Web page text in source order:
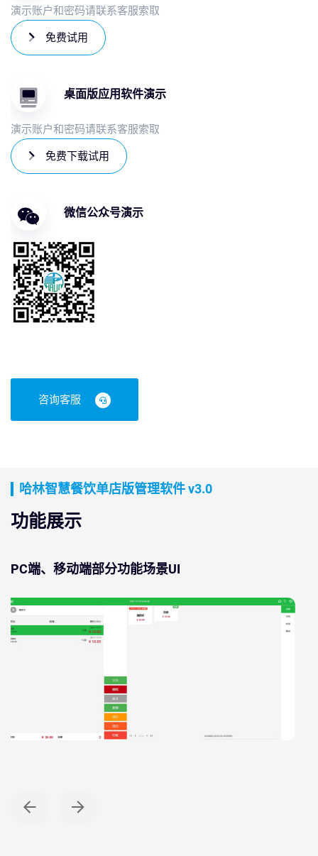
演示账户和密码请联系客服索取
免费试用
桌面版应用软件演示
演示账户和密码请联系客服索取
免费下载试用
微信公众号演示
咨询客服
哈林智慧餐饮单店版管理软件 v3.0
功能展示
PC端、移动端部分功能场景UI